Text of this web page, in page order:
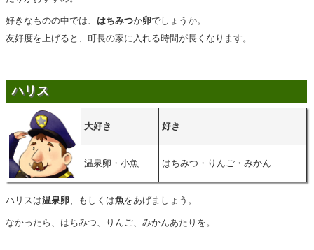
好きなものの中では、 はちみつか卵でしょうか。
友好度を上げると、町長の家に入れる時間が長くなります。
ハリス
大好き 好き
温泉卵・小魚 はちみつ・りんご・みかん
ハリスは温泉卵、もしくは魚をあげましょう。
なかったら、はちみつ、りんご、みかんあたりを。